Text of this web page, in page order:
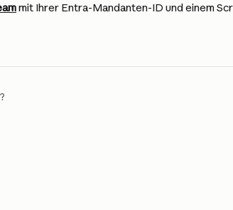
mit Ihrer Entra-Mandanten-ID und einem